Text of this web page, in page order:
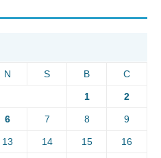
N S B C
1 2
6 7 8 9
13 14 15 16